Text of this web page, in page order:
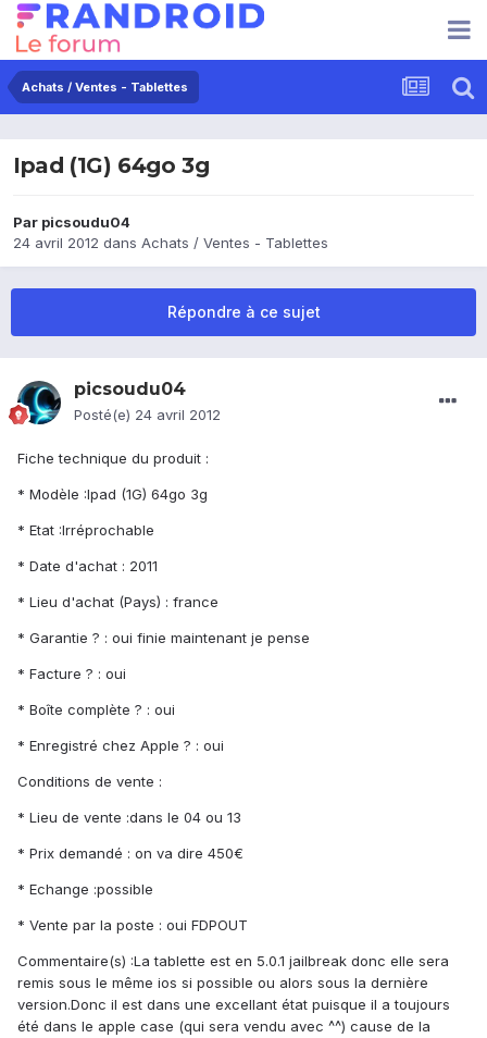
Achats / Ventes - Tablettes
Ipad (1G) 64go 3g
Par picsoudu04
24 avril 2012 dans Achats / Ventes - Tablettes
Répondre à ce sujet
picsoudu04
Posté(e) 24 avril 2012
Fiche technique du produit :
* Modèle :Ipad (1G) 64go 3g
* Etat :Irréprochable
* Date d'achat : 2011
* Lieu d'achat (Pays) : france
* Garantie ? : oui finie maintenant je pense
* Facture ? : oui
* Boîte complète ? : oui
* Enregistré chez Apple ? : oui
Conditions de vente :
* Lieu de vente :dans le 04 ou 13
* Prix demandé : on va dire 450€
* Echange :possible
* Vente par la poste : oui FDPOUT
Commentaire(s) :La tablette est en 5.0.1 jailbreak donc elle sera
remis sous le même ios si possible ou alors sous la dernière
version.Donc il est dans une excellant état puisque il a toujours
été dans le apple case (qui sera vendu avec ^^) cause de la